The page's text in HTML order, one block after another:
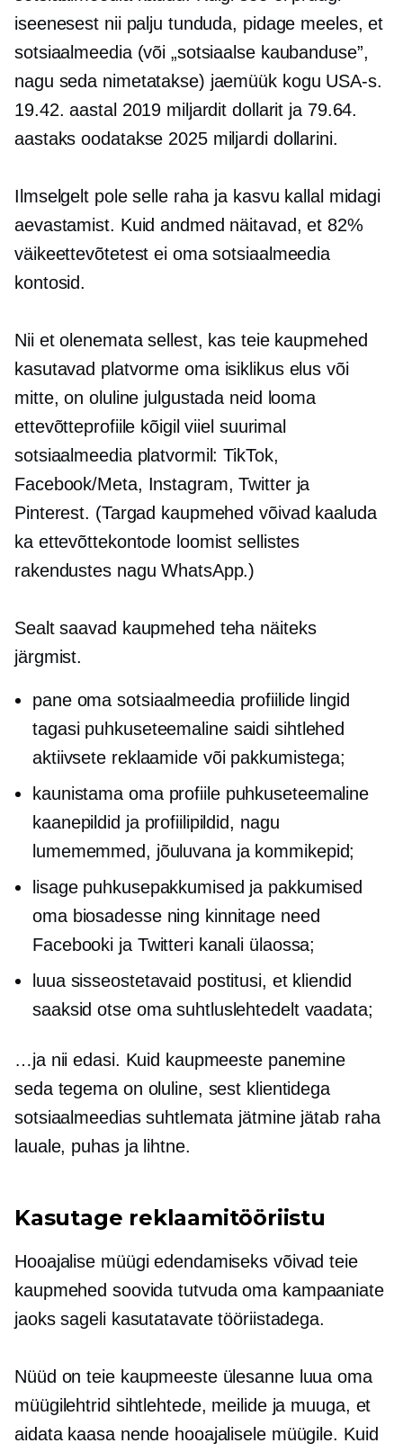
iseenesest nii palju tunduda, pidage meeles, et
sotsiaalmeedia (või „sotsiaalse kaubanduse”,
nagu seda nimetatakse) jaemüük kogu USA-s.
19.42. aastal 2019 miljardit dollarit ja 79.64.
aastaks oodatakse 2025 miljardi dollarini.
Ilmselgelt pole selle raha ja kasvu kallal midagi
aevastamist. Kuid andmed näitavad, et 82%
väikeettevõtetest ei oma sotsiaalmeedia
kontosid.
Nii et olenemata sellest, kas teie kaupmehed
kasutavad platvorme oma isiklikus elus või
mitte, on oluline julgustada neid looma
ettevõtteprofiile kõigil viiel suurimal
sotsiaalmeedia platvormil: TikTok,
Facebook/Meta, Instagram, Twitter ja
Pinterest. (Targad kaupmehed võivad kaaluda
ka ettevõttekontode loomist sellistes
rakendustes nagu WhatsApp.)
Sealt saavad kaupmehed teha näiteks
järgmist.
pane oma sotsiaalmeedia profiilide lingid
tagasi puhkuseteemalinesaidi sihtlehed
aktiivsete reklaamide või pakkumistega;
kaunistama oma profiile puhkuseteemaline
kaanepildid ja profiilipildid, nagu
lumememmed, jõuluvana ja kommikepid;
lisage puhkusepakkumised ja pakkumised
oma biosadesse ning kinnitage need
Facebooki ja Twitteri kanali ülaossa;
luua sisseostetavaid postitusi, et kliendid
saaksid otse oma suhtluslehtedelt vaadata;
…ja nii edasi. Kuid kaupmeeste panemine
seda tegema on oluline, sest klientidega
sotsiaalmeedias suhtlemata jätmine jätab raha
lauale, puhas ja lihtne.
Kasutage reklaamitööriistu
Hooajalise müügi edendamiseks võivad teie
kaupmehed soovida tutvuda oma kampaaniate
jaoks sageli kasutatavate tööriistadega.
Nüüd on teie kaupmeeste ülesanne luua oma
müügilehtrid sihtlehtede, meilide ja muuga, et
aidata kaasa nende hooajalisele müügile. Kuid